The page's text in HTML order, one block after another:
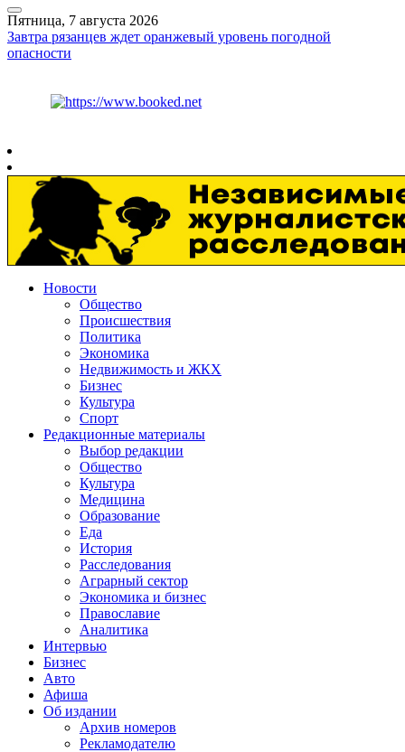
Пятница, 7 августа 2026
Завтра рязанцев ждет оранжевый уровень погодной
опасности
Новости
Общество
Происшествия
Политика
Экономика
Недвижимость и ЖКХ
Бизнес
Культура
Спорт
Редакционные материалы
Выбор редакции
Общество
Культура
Медицина
Образование
Еда
История
Расследования
Аграрный сектор
Экономика и бизнес
Православие
Аналитика
Интервью
Бизнес
Авто
Афиша
Об издании
Архив номеров
Рекламодателю